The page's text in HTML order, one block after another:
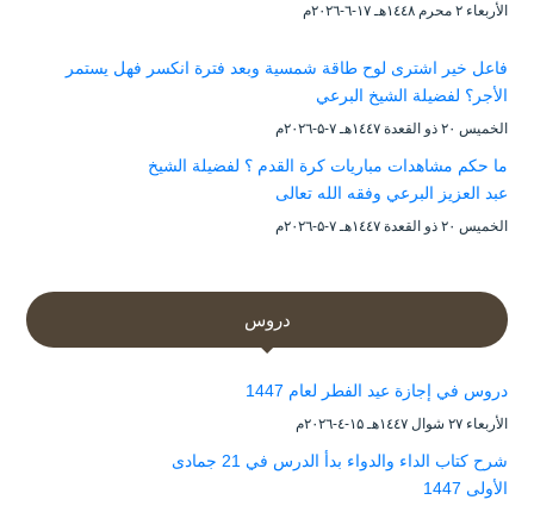
الأربعاء ۲ محرم ۱٤٤۸هـ ۱۷-٦-۲۰۲٦م
فاعل خير اشترى لوح طاقة شمسية وبعد فترة انكسر فهل يستمر
الأجر؟ لفضيلة الشيخ البرعي
الخميس ۲۰ ذو القعدة ۱٤٤۷هـ ۷-۵-۲۰۲٦م
ما حكم مشاهدات مباريات كرة القدم ؟ لفضيلة الشيخ
عبد العزيز البرعي وفقه الله تعالى
الخميس ۲۰ ذو القعدة ۱٤٤۷هـ ۷-۵-۲۰۲٦م
دروس
دروس في إجازة عيد الفطر لعام 1447
الأربعاء ۲۷ شوال ۱٤٤۷هـ ۱۵-٤-۲۰۲٦م
شرح كتاب الداء والدواء بدأ الدرس في 21 جمادى
الأولى 1447